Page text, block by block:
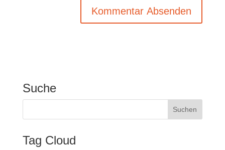
Suche
Tag Cloud